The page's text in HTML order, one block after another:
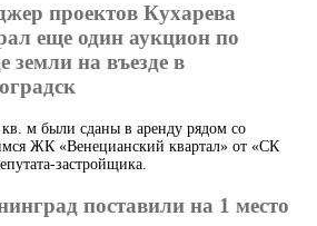
проектов Кухарева
еще один аукцион по
земли на въезде в
м были сданы в аренду рядом со
ЖК «Венецианский квартал» от «СК
застройщика.
поставили на 1 место